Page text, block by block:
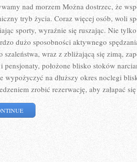
nad morzem Można dostrzec, że
tryb życia. Coraz więcej osób, woli
sporty, wyraźnie się ruszając. Nie
dużo sposobności aktywnego
szaleństwa, wraz z zbliżającą się zimą,
pensjonaty, położone blisko stoków
wypożyczyć na dłuższy okres noclegi
zrobić rezerwację, aby załapać